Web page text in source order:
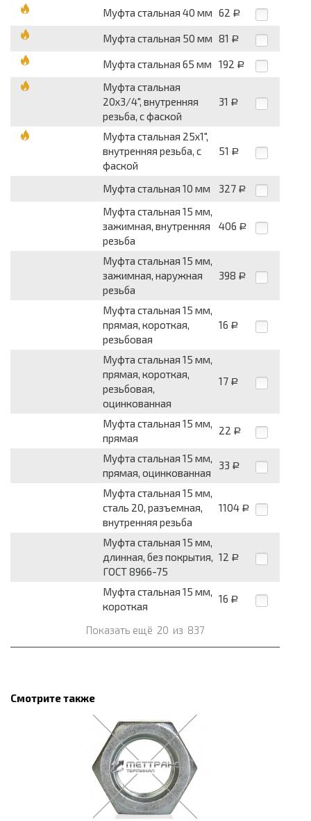
Муфта стальная 40 мм 62 Р
Муфта стальная 50 мм 81 Р
Муфта стальная 65 мм 192 Р
Муфта стальная
20x3/4", внутренняя
резьба, с фаской
31 Р
Муфта стальная 25x1",
внутренняя резьба, с
фаской
51 Р
Муфта стальная 10 мм 327 Р
Муфта стальная 15 мм,
зажимная, внутренняя
резьба
406 Р
Муфта стальная 15 мм,
зажимная, наружная
резьба
398 Р
Муфта стальная 15 мм,
прямая, короткая,
резьбовая
16 Р
Муфта стальная 15 мм,
прямая, короткая,
резьбовая,
оцинкованная
17 Р
Муфта стальная 15 мм,
прямая
22 Р
Муфта стальная 15 мм,
прямая, оцинкованная
33 Р
Муфта стальная 15 мм,
сталь 20, разъемная,
внутренняя резьба
1104 Р
Муфта стальная 15 мм,
длинная, без покрытия,
ГОСТ 8966-75
12 Р
Муфта стальная 15 мм,
короткая
16 Р
Показать ещё 20 из 837
Смотрите также